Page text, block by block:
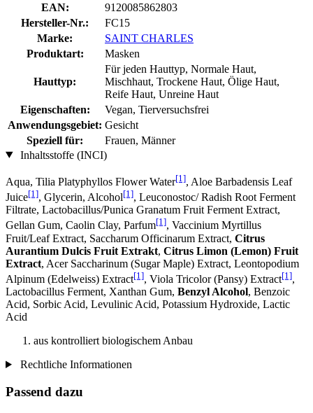
EAN:
9120085862803
Hersteller-Nr.:
FC15
Marke:
SAINT CHARLES
Produktart:
Masken
Hauttyp:
Für jeden Hauttyp, Normale Haut,
Mischhaut, Trockene Haut, Ölige Haut,
Reife Haut, Unreine Haut
Eigenschaften:
Vegan, Tierversuchsfrei
Anwendungsgebiet: Gesicht
Speziell für:
Frauen, Männer
Inhaltsstoffe (INCI)
Aqua, Tilia Platyphyllos Flower Water[1], Aloe Barbadensis Leaf
Juice[1], Glycerin, Alcohol[1], Leuconostoc/ Radish Root Ferment
Filtrate, Lactobacillus/Punica Granatum Fruit Ferment Extract,
Gellan Gum, Caolin Clay, Parfum[1], Vaccinium Myrtillus
Fruit/Leaf Extract, Saccharum Officinarum Extract, Citrus
Aurantium Dulcis Fruit Extrakt, Citrus Limon (Lemon) Fruit
Extract, Acer Saccharinum (Sugar Maple) Extract, Leontopodium
Alpinum (Edelweiss) Extract[1], Viola Tricolor (Pansy) Extract[1],
Lactobacillus Ferment, Xanthan Gum, Benzyl Alcohol, Benzoic
Acid, Sorbic Acid, Levulinic Acid, Potassium Hydroxide, Lactic
Acid
aus kontrolliert biologischem Anbau
Rechtliche Informationen
Passend dazu